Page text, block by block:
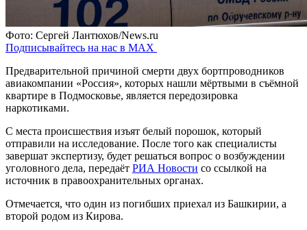
Фото: Сергей Лантюхов/News.ru
Подписывайтесь на нас в MAX
Предварительной причиной смерти двух бортпроводников
авиакомпании «Россия», которых нашли мёртвыми в съёмной
квартире в Подмосковье, является передозировка
наркотиками.
С места происшествия изъят белый порошок, который
отправили на исследование. После того как специалисты
завершат экспертизу, будет решаться вопрос о возбуждении
уголовного дела, передаёт РИА Новости со ссылкой на
источник в правоохранительных органах.
Отмечается, что один из погибших приехал из Башкирии, а
второй родом из Кирова.